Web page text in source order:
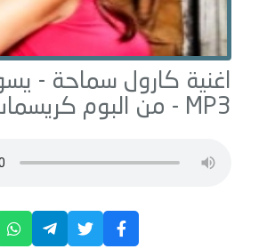
اغنية كارول سماحة -
MP3 - من البوم